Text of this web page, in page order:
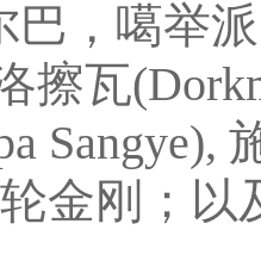
巴，噶举
擦瓦
金刚；以